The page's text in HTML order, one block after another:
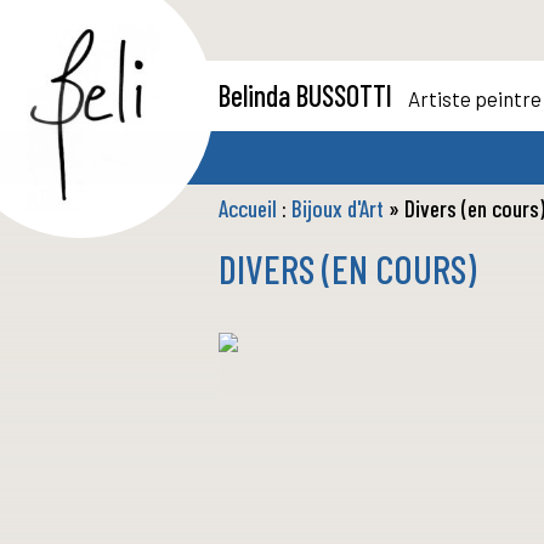
Belinda BUSSOTTI Artiste peintre
Accueil : Bijoux d'Art » Divers (en cours)
DIVERS (EN COURS)